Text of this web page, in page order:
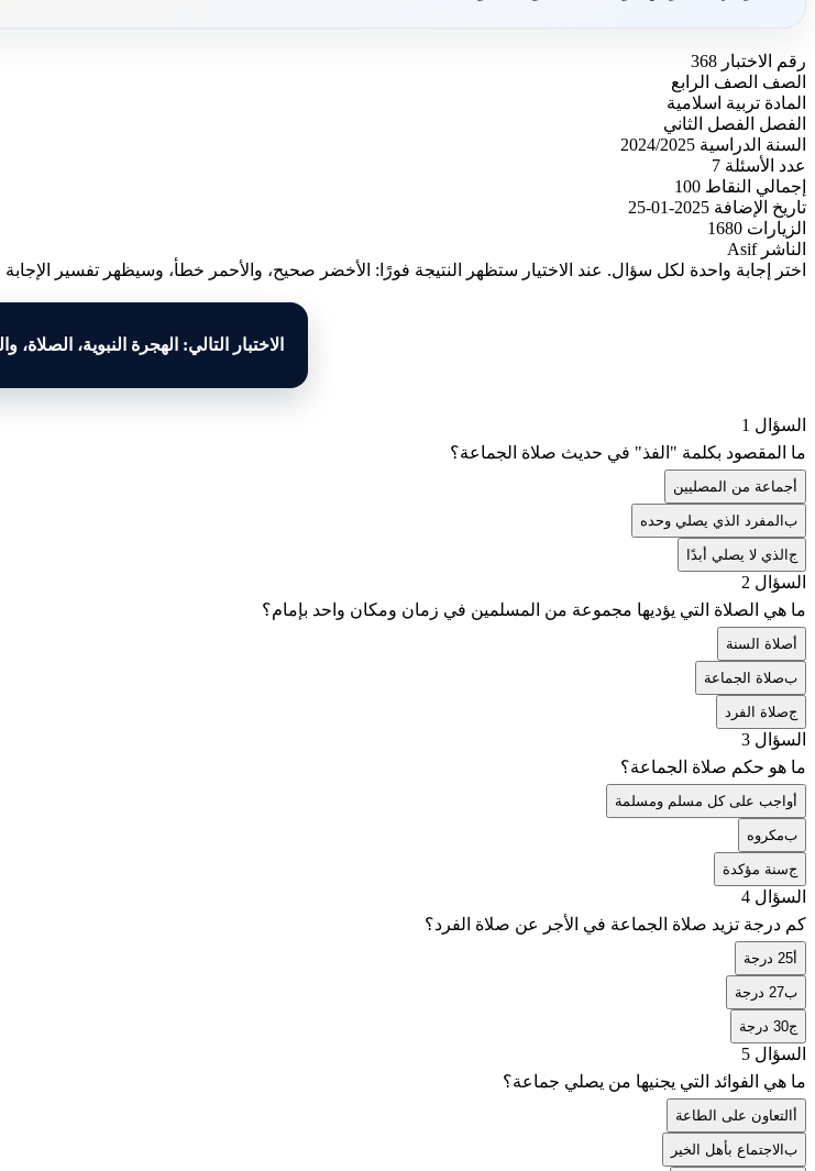
رقم الاختبار 368
الصف الصف الرابع
المادة تربية اسلامية
الفصل الفصل الثاني
السنة الدراسية 2024/2025
عدد الأسئلة 7
إجمالي النقاط 100
تاريخ الإضافة 2025-01-25
الزيارات 1680
الناشر Asif
اختر إجابة واحدة لكل سؤال. عند الاختيار ستظهر النتيجة فورًا: الأخضر صحيح، والأحمر خطأ، وسيظهر تفسير
الاختبار التالي: الهجرة النبوية، الصلاة،
السؤال 1
ما المقصود بكلمة "الفذ" في حديث صلاة الجماعة؟
أجماعة من المصليين
ب المفرد الذي يصلي وحده
ج الذي لا يصلي أبدًا
السؤال 2
ما هي الصلاة التي يؤديها مجموعة من المسلمين في زمان ومكان واحد بإمام؟
أصلاة السنة
بصلاة الجماعة
جصلاة الفرد
السؤال 3
ما هو حكم صلاة الجماعة؟
أواجب على كل مسلم ومسلمة
بمكروه
جسنة مؤكدة
السؤال 4
كم درجة تزيد صلاة الجماعة في الأجر عن صلاة الفرد؟
أ25 درجة
ب27 درجة
ج30 درجة
السؤال 5
ما هي الفوائد التي يجنيها من يصلي جماعة؟
أ التعاون على الطاعة
ب الاجتماع بأهل الخير